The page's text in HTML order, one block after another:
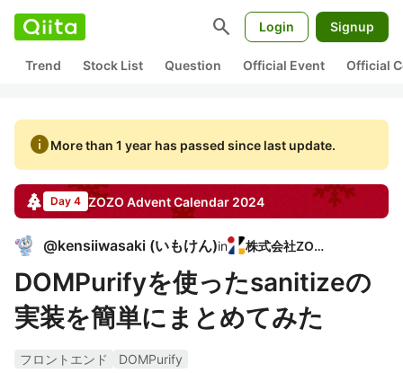
search Login Signup
Trend Stock List Question Official Event Official
infoMore than 1 year has passed since last update.
Day 4 ZOZO Advent Calendar 2024
@kensiiwasaki (いもけん)in 株式会社ZOZO
DOMPurifyを使ったsanitizeの
実装を簡単にまとめてみた
フロントエンド
DOMPurify